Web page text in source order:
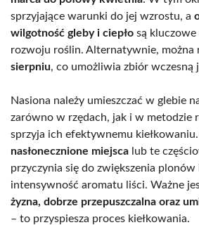
sprzyjające warunki do jej wzrostu, a
wilgotność gleby i ciepło są
rozwoju roślin. Alternatywnie, można
sierpniu, co umożliwia zbiór wczesną
Nasiona należy umieszczać w glebie
zarówno w rzędach, jak i w metodzie
sprzyja ich efektywnemu
nasłonecznione miejsca lub te
przyczynia się do zwiększenia plonów
intensywność aromatu liści. Ważne
żyzna, dobrze przepuszczalna oraz
– to przyspiesza proces kiełkowania.